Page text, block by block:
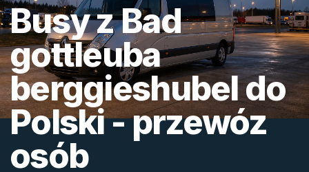
Busy z Bad
gottleuba
berggieshubel do
Polski - przewóz
osób